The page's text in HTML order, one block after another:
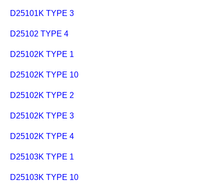
D25101K TYPE 3
D25102 TYPE 4
D25102K TYPE 1
D25102K TYPE 10
D25102K TYPE 2
D25102K TYPE 3
D25102K TYPE 4
D25103K TYPE 1
D25103K TYPE 10